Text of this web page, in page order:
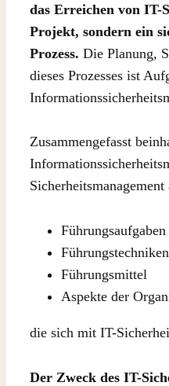
das Erreichen von IT-
Projekt, sondern ein
Prozess. Die Planung,
dieses Prozesses ist
Zusammengefasst
Sicherheitsmanagement
Führungsaufgaben
Führungstechniken
Führungsmittel
Aspekte der
die sich mit IT-
Der Zweck des IT-